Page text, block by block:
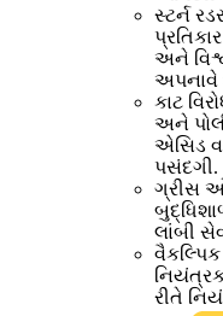
સ્ટર્ન
અને
અપનાવે
કાટ
અને
એસિડ
પસંદગી.
ગ્રીસ
લાંબી
વૈકલ્પિક
રીતે